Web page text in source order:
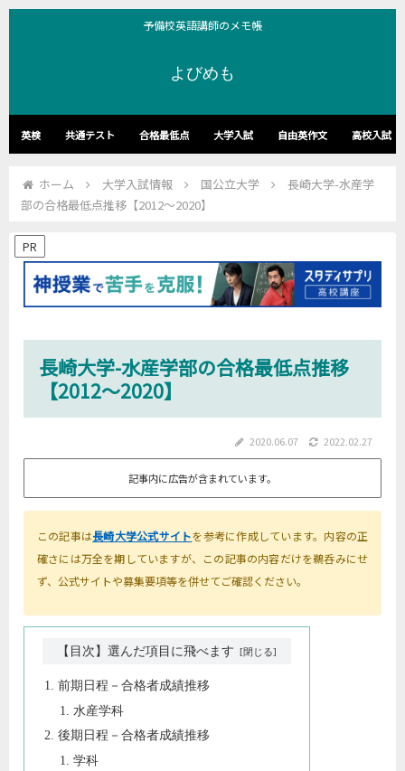
予備校英語講師のメモ帳
よびめも
英検 共通テスト 合格最低点 大学入試 自由英作文 高校入試
ホーム 大学入試情報 国公立大学
長崎大学-水産学
部の合格最低点推移【2012～2020】
PR
長崎大学-水産学部の合格最低点推移
【2012～2020】
2020.06.07 2022.02.27
記事内に広告が含まれています。
この記事は長崎大学公式サイトを参考に作成しています。内容の正
確さには万全を期していますが、この記事の内容だけを鵜呑みにせ
ず、公式サイトや募集要項等を併せてご確認ください。
【目次】選んだ項目に飛べます
前期日程－合格者成績推移
水産学科
後期日程－合格者成績推移
学科